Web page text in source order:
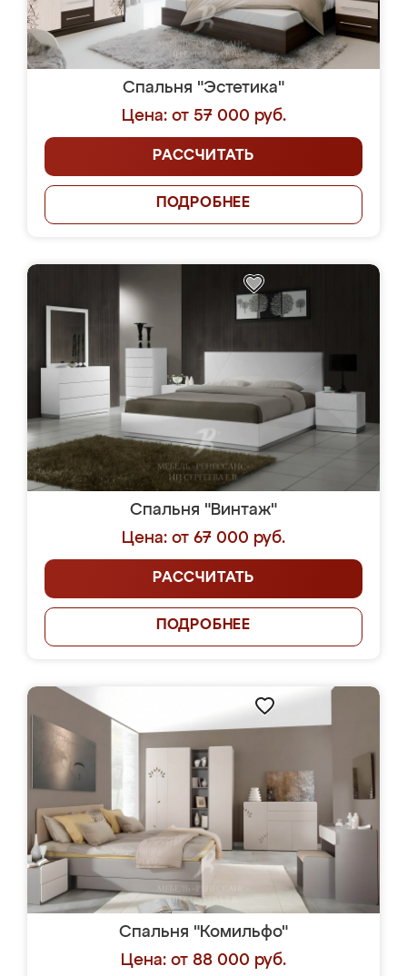
Спальня "Эстетика"
Цена: от 57 000 руб.
РАССЧИТАТЬ
ПОДРОБНЕЕ
Спальня "Винтаж"
Цена: от 67 000 руб.
РАССЧИТАТЬ
ПОДРОБНЕЕ
Спальня "Комильфо"
Цена: от 88 000 руб.